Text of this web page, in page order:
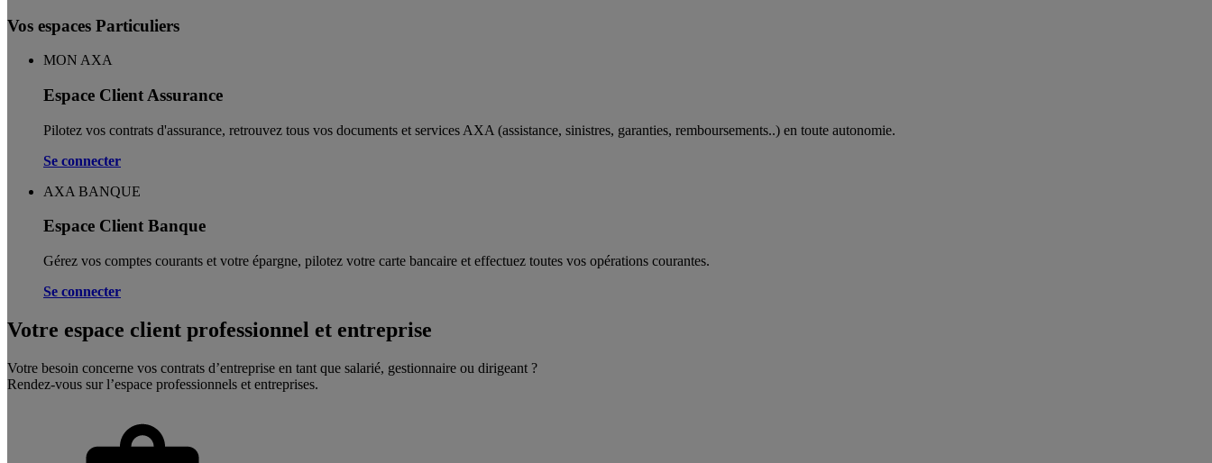
Vos espaces Particuliers
MON AXA
Espace Client Assurance
Pilotez vos contrats d'assurance, retrouvez tous vos documents et services AXA (assistance, sinistres, garanties, remboursements..) en toute autonomie. ​
Se connecter
AXA BANQUE
Espace Client Banque
Gérez vos comptes courants et votre épargne, pilotez votre carte bancaire et effectuez toutes vos opérations courantes.
Se connecter
Votre espace client professionnel et entreprise
Votre besoin concerne vos contrats d’entreprise en tant que salarié, gestionnaire ou dirigeant ?
Rendez-vous sur l’espace professionnels et entreprises.